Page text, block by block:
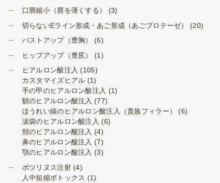
口唇縮小（唇を薄くする）
(3)
切らないEライン形成・あご形成（あごプロテーゼ）
(20)
バストアップ（豊胸）
(6)
ヒップアップ（豊尻）
(1)
ヒアルロン酸注入 (105)
カスタマイズヒアル (1)
手の甲のヒアルロン酸注入 (1)
額のヒアルロン酸注入 (77)
ほうれい線のヒアルロン酸注入（貴族フィラー）
(6)
涙袋のヒアルロン酸注入 (6)
頬のヒアルロン酸注入 (4)
鼻のヒアルロン酸注入 (7)
顎のヒアルロン酸注入 (3)
ボツリヌス注射(4)
人中短縮ボトックス (1)